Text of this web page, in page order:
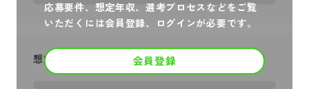
応募要件、想定年収、選考プロセスなどをご覧
いただくには会員登録、ログインが必要です。
会員登録
想定年収